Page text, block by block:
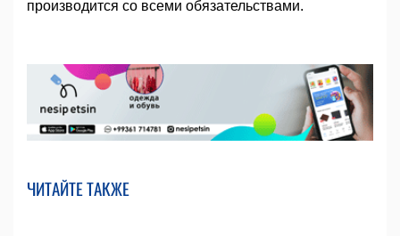
производится со всеми обязательствами.
ЧИТАЙТЕ ТАКЖЕ